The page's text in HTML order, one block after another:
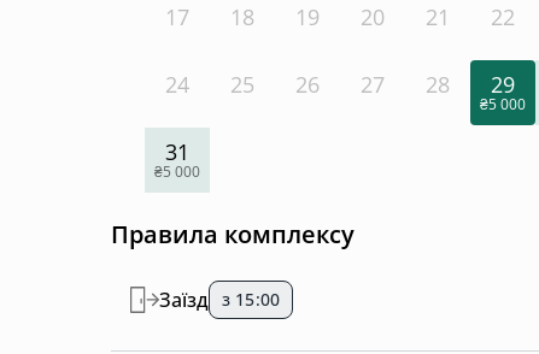
17 18 19 20 21 22
24 25 26 27 28 29
₴5 000
31
₴5 000
Правила комплексу
Заїзд з 15:00